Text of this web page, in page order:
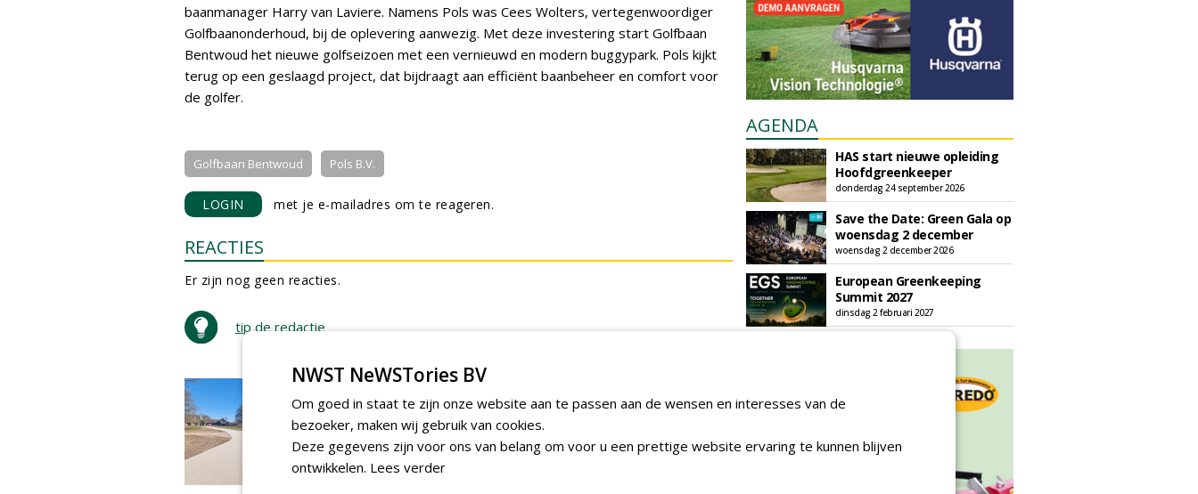
baanmanager Harry van Laviere. Namens Pols was Cees Wolters, vertegenwoordiger
Golfbaanonderhoud, bij de oplevering aanwezig. Met deze investering start Golfbaan
Bentwoud het nieuwe golfseizoen met een vernieuwd en modern buggypark. Pols kijkt
terug op een geslaagd project, dat bijdraagt aan efficiënt baanbeheer en comfort voor
de golfer.
Golfbaan Bentwoud Pols B.V.
LOGIN met je e-mailadres om te reageren.
REACTIES
Er zijn nog geen reacties.
tip de redactie
AGENDA
HAS start nieuwe opleiding
Hoofdgreenkeeper
donderdag 24 september 2026
Save the Date: Green Gala op
woensdag 2 december
woensdag 2 december 2026
European Greenkeeping
Summit 2027
dinsdag 2 februari 2027
NWST NeWSTories BV
Om goed in staat te zijn onze website aan te passen aan de wensen en interesses van de
bezoeker, maken wij gebruik van cookies.
Deze gegevens zijn voor ons van belang om voor u een prettige website ervaring te kunnen blijven
ontwikkelen. Lees verder